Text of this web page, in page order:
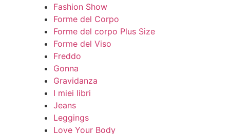
Fashion Show
Forme del Corpo
Forme del corpo Plus Size
Forme del Viso
Freddo
Gonna
Gravidanza
I miei libri
Jeans
Leggings
Love Your Body